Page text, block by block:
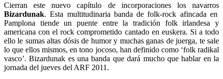
Cierran este nuevo capítulo de incorporaciones los navarros
Bizardunak. Esta multitudinaria banda de folk-rock afincada en
Pamplona tiende un puente entre la tradición folk irlandesa y
americana con el rock comprometido cantado en euskera. Si a todo
ello le sumas altas dósis de humor y muchas ganas de juerga, te sale
lo que ellos mismos, en tono jocoso, han definido como ‘folk radikal
vasco’. Bizardunak es una banda que dará mucho que hablar en la
jornada del jueves del ARF 2011.